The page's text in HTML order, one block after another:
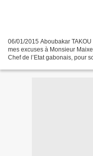
06/01/2015 Aboubakar
mes excuses à Monsieur
Chef de l’Etat gabonais, pour